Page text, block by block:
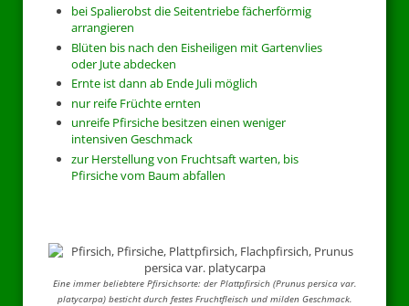
bei Spalierobst die Seitentriebe fächerförmig
arrangieren
Blüten bis nach den Eisheiligen mit Gartenvlies
oder Jute abdecken
Ernte ist dann ab Ende Juli möglich
nur reife Früchte ernten
unreife Pfirsiche besitzen einen weniger
intensiven Geschmack
zur Herstellung von Fruchtsaft warten, bis
Pfirsiche vom Baum abfallen
Eine immer beliebtere Pfirsichsorte: der Plattpfirsich (Prunus persica var.
platycarpa)besticht durch festes Fruchtfleisch und milden Geschmack.